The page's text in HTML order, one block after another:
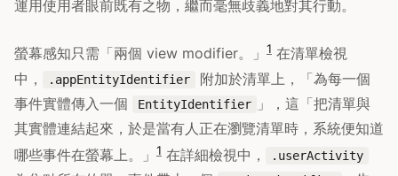
運用使用者眼前既有之物，繼而毫無歧義地對其行動。
螢幕感知只需「兩個 view modifier。」 1 在清單檢視
中，
.appEntityIdentifier
附加於清單上，「為每一個
事件實體傳入一個
EntityIdentifier
」，這「把清單與
其實體連結起來，於是當有人正在瀏覽清單時，系統便知道
哪些事件在螢幕上。」 1 在詳細檢視中， .userActivity